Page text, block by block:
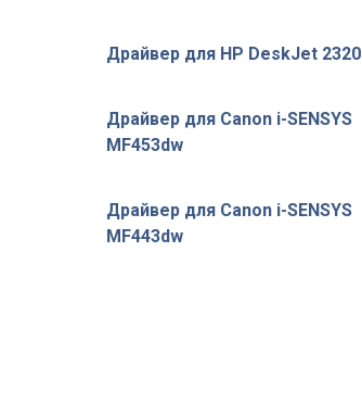
Драйвер для HP DeskJet 2320
Драйвер для Canon i-SENSYS
MF453dw
Драйвер для Canon i-SENSYS
MF443dw